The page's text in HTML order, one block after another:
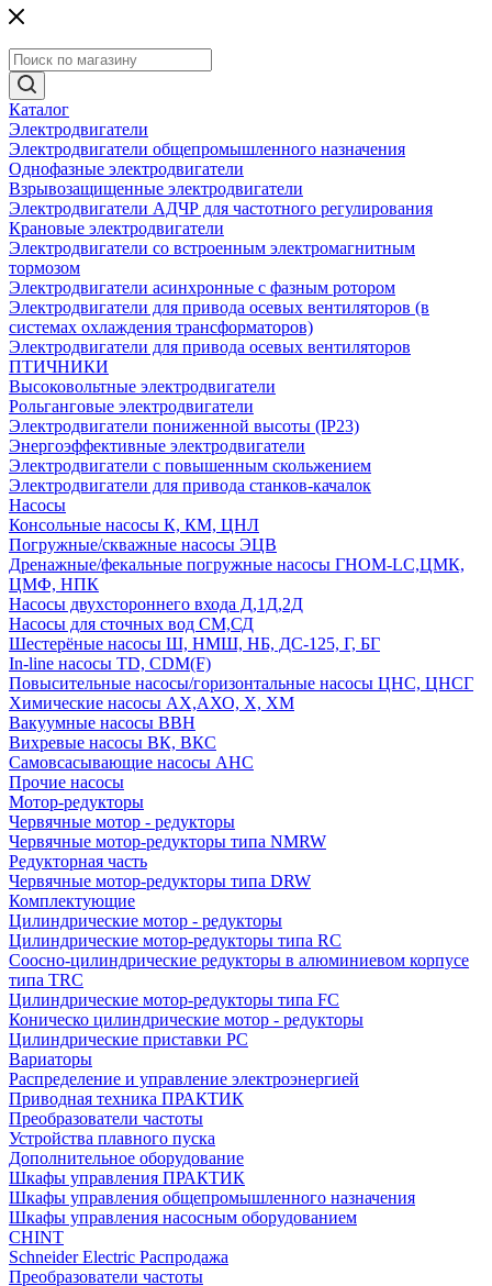
Каталог
Электродвигатели
Электродвигатели общепромышленного назначения
Однофазные электродвигатели
Взрывозащищенные электродвигатели
Электродвигатели АДЧР для частотного регулирования
Крановые электродвигатели
Электродвигатели со встроенным электромагнитным
тормозом
Электродвигатели асинхронные с фазным ротором
Электродвигатели для привода осевых вентиляторов (в
системах охлаждения трансформаторов)
Электродвигатели для привода осевых вентиляторов
ПТИЧНИКИ
Высоковольтные электродвигатели
Рольганговые электродвигатели
Электродвигатели пониженной высоты (IP23)
Энергоэффективные электродвигатели
Электродвигатели с повышенным скольжением
Электродвигатели для привода станков-качалок
Насосы
Консольные насосы К, КМ, ЦНЛ
Погружные/скважные насосы ЭЦВ
Дренажные/фекальные погружные насосы ГНОМ-LC,ЦМК,
ЦМФ, НПК
Насосы двухстороннего входа Д,1Д,2Д
Насосы для сточных вод СМ,СД
Шестерёные насосы Ш, НМШ, НБ, ДС-125, Г, БГ
In-line насосы TD, CDM(F)
Повысительные насосы/горизонтальные насосы ЦНС, ЦНСГ
Химические насосы АХ,АХО, Х, ХМ
Вакуумные насосы ВВН
Вихревые насосы ВК, ВКС
Самовсасывающие насосы АНС
Прочие насосы
Мотор-редукторы
Червячные мотор - редукторы
Червячные мотор-редукторы типа NMRW
Редукторная часть
Червячные мотор-редукторы типа DRW
Комплектующие
Цилиндрические мотор - редукторы
Цилиндрические мотор-редукторы типа RC
Соосно-цилиндрические редукторы в алюминиевом корпусе
типа TRC
Цилиндрические мотор-редукторы типа FC
Коническо цилиндрические мотор - редукторы
Цилиндрические приставки PC
Вариаторы
Распределение и управление электроэнергией
Приводная техника ПРАКТИК
Преобразователи частоты
Устройства плавного пуска
Дополнительное оборудование
Шкафы управления ПРАКТИК
Шкафы управления общепромышленного назначения
Шкафы управления насосным оборудованием
CHINT
Schneider Electric Распродажа
Преобразователи частоты